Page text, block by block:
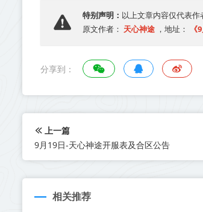
特别声明： 以上文章内容仅代表
原文作者： 天心神途 ，地址：
分享到：
上一篇
9月19日-天心神途开服表及合区公告
相关推荐